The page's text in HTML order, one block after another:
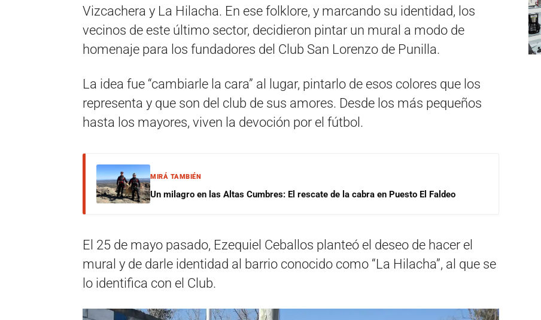
Vizcachera y La Hilacha. En ese folklore, y marcando su identidad, los
vecinos de este último sector, decidieron pintar un mural a modo de
homenaje para los fundadores del Club San Lorenzo de Punilla.
La idea fue “cambiarle la cara” al lugar, pintarlo de esos colores que los
representa y que son del club de sus amores. Desde los más pequeños
hasta los mayores, viven la devoción por el fútbol.
MIRÁ TAMBIÉN
Un milagro en las Altas Cumbres: El rescate de la cabra en Puesto El Faldeo
El 25 de mayo pasado, Ezequiel Ceballos planteó el deseo de hacer el
mural y de darle identidad al barrio conocido como “La Hilacha”, al que se
lo identifica con el Club.